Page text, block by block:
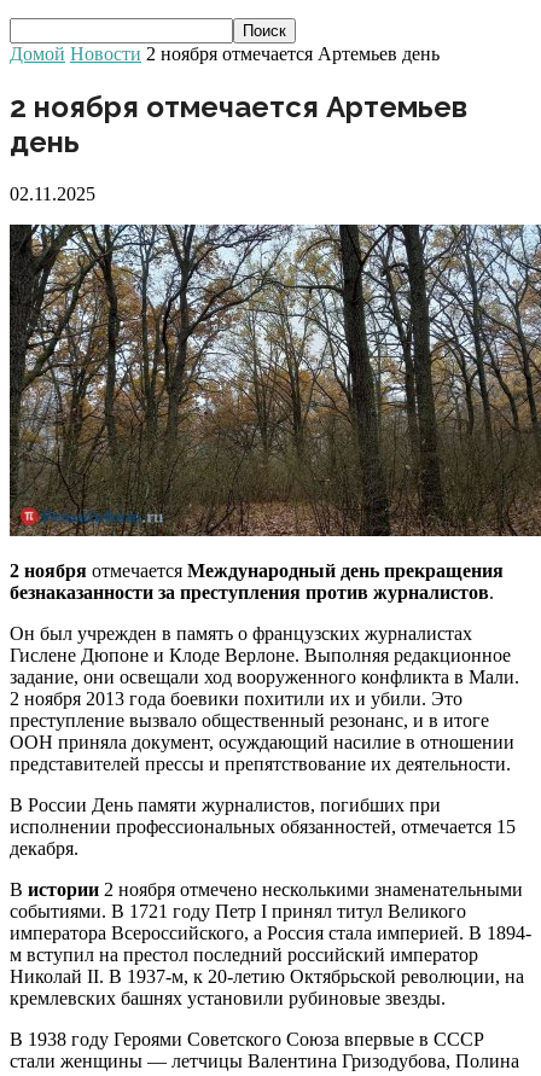
Домой Новости 2 ноября отмечается Артемьев день
2 ноября отмечается Артемьев
день
02.11.2025
2 ноября отмечается Международный день прекращения
безнаказанности за преступления против журналистов.
Он был учрежден в память о французских журналистах
Гислене Дюпоне и Клоде Верлоне. Выполняя редакционное
задание, они освещали ход вооруженного конфликта в Мали.
2 ноября 2013 года боевики похитили их и убили. Это
преступление вызвало общественный резонанс, и в итоге
ООН приняла документ, осуждающий насилие в отношении
представителей прессы и препятствование их деятельности.
В России День памяти журналистов, погибших при
исполнении профессиональных обязанностей, отмечается 15
декабря.
В истории 2 ноября отмечено несколькими знаменательными
событиями. В 1721 году Петр I принял титул Великого
императора Всероссийского, а Россия стала империей. В 1894-
м вступил на престол последний российский император
Николай II. В 1937-м, к 20-летию Октябрьской революции, на
кремлевских башнях установили рубиновые звезды.
В 1938 году Героями Советского Союза впервые в СССР
стали женщины — летчицы Валентина Гризодубова, Полина